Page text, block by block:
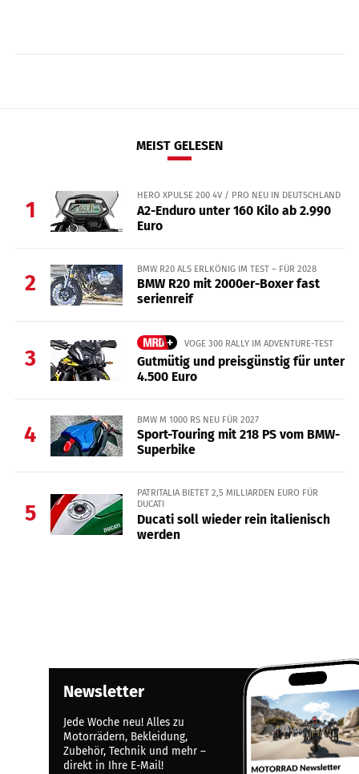
MEIST GELESEN
1
HERO XPULSE 200 4V / PRO NEU IN DEUTSCHLAND
A2-Enduro unter 160 Kilo ab 2.990
Euro
2
BMW R20 ALS ERLKÖNIG IM TEST – FÜR 2028
BMW R20 mit 2000er-Boxer fast
serienreif
3
VOGE 300 RALLY IM ADVENTURE-TEST
Gutmütig und preisgünstig für unter
4.500 Euro
4
BMW M 1000 RS NEU FÜR 2027
Sport-Touring mit 218 PS vom BMW-
Superbike
5
PATRITALIA BIETET 2,5 MILLIARDEN EURO FÜR
DUCATI
Ducati soll wieder rein italienisch
werden
Newsletter
Jede Woche neu! Alles zu
Motorrädern, Bekleidung,
Zubehör, Technik und mehr –
direkt in Ihre E-Mail!